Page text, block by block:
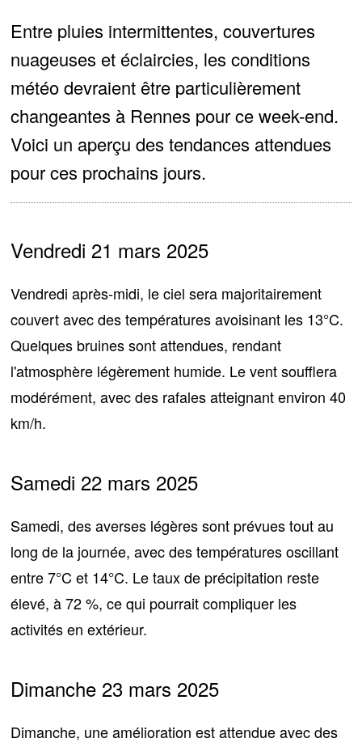
Entre pluies intermittentes, couvertures
nuageuses et éclaircies, les conditions
météo devraient être particulièrement
changeantes à Rennes pour ce week-end.
Voici un aperçu des tendances attendues
pour ces prochains jours.
Vendredi 21 mars 2025
Vendredi après-midi, le ciel sera majoritairement
couvert avec des températures avoisinant les 13°C.
Quelques bruines sont attendues, rendant
l'atmosphère légèrement humide. Le vent soufflera
modérément, avec des rafales atteignant environ 40
km/h.
Samedi 22 mars 2025
Samedi,des averses légères sont prévuestout au
long de la journée, avec des températures oscillant
entre 7°C et 14°C. Le taux de précipitation reste
élevé, à 72 %, ce qui pourrait compliquer les
activités en extérieur.
Dimanche 23 mars 2025
Dimanche, une amélioration est attendueavec des